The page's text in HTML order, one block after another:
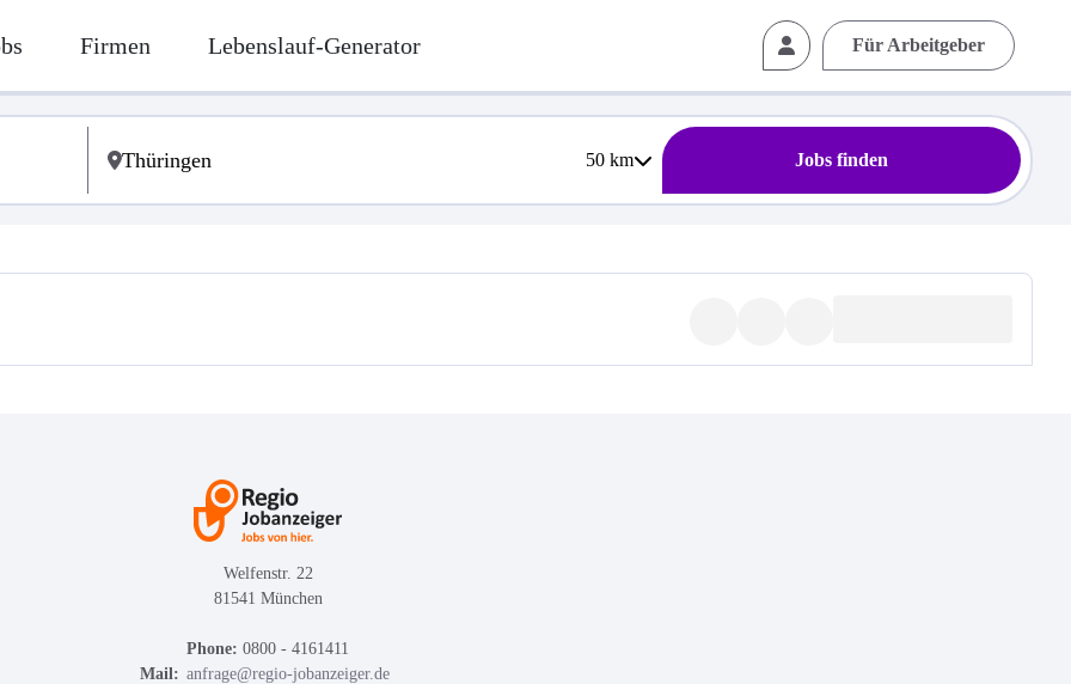
Firmen Lebenslauf-Generator Für Arbeitgeber
50km Jobs finden
Welfenstr. 22
81541 München
Phone: 0800 - 4161411
Mail: anfrage@regio-jobanzeiger.de